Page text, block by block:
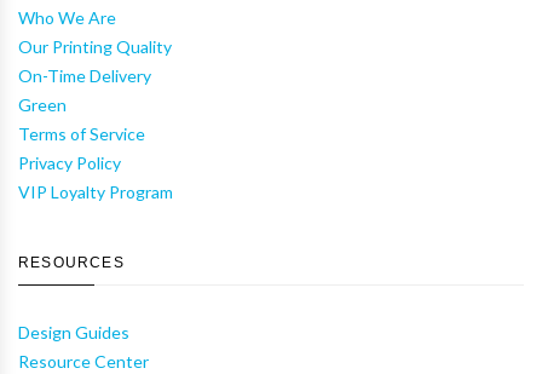
Who We Are
Our Printing Quality
On-Time Delivery
Green
Terms of Service
Privacy Policy
VIP Loyalty Program
RESOURCES
Design Guides
Resource Center